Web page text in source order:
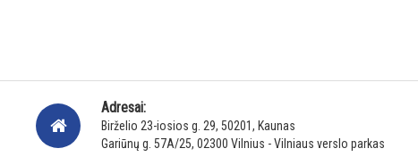
Adresai:
Birželio 23-iosios g. 29, 50201, Kaunas
Gariūnų g. 57A/25, 02300 Vilnius - Vilniaus verslo parkas